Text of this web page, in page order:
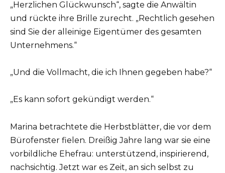
„Herzlichen Glückwunsch“, sagte die Anwältin
und rückte ihre Brille zurecht. „Rechtlich gesehen
sind Sie der alleinige Eigentümer des gesamten
Unternehmens.“
„Und die Vollmacht, die ich Ihnen gegeben habe?“
„Es kann sofort gekündigt werden.“
Marina betrachtete die Herbstblätter, die vor dem
Bürofenster fielen. Dreißig Jahre lang war sie eine
vorbildliche Ehefrau: unterstützend, inspirierend,
nachsichtig. Jetzt war es Zeit, an sich selbst zu